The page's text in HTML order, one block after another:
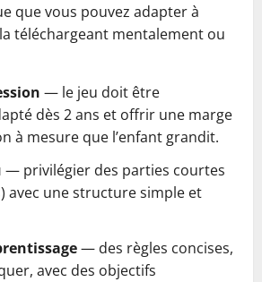
que vous pouvez adapter à
téléchargeant mentalement ou
— le jeu doit être
dès 2 ans et offrir une marge
à mesure que l’enfant grandit.
— privilégier des parties courtes
avec une structure simple et
— des règles concises,
avec des objectifs